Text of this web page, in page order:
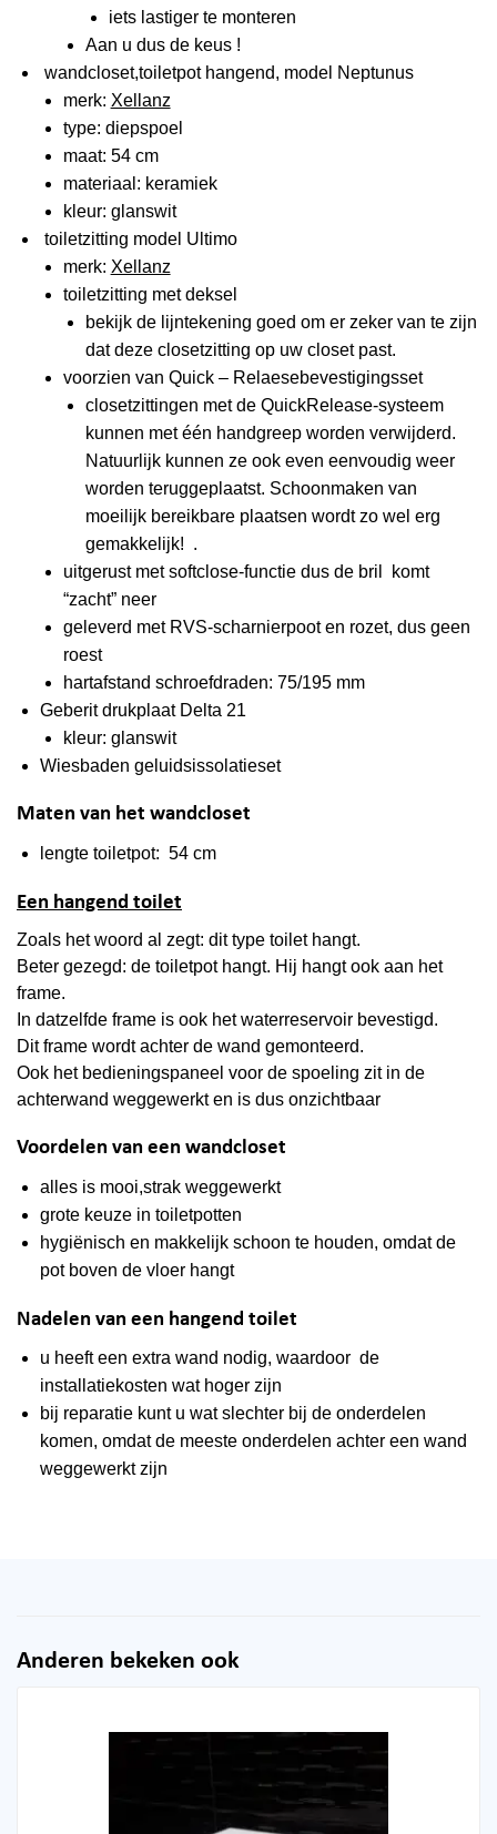
iets lastiger te monteren
Aan u dus de keus !
wandcloset,toiletpot hangend, model Neptunus
merk: Xellanz
type: diepspoel
maat: 54 cm
materiaal: keramiek
kleur: glanswit
toiletzitting model Ultimo
merk: Xellanz
toiletzitting met deksel
bekijk de lijntekening goed om er zeker van te zijn
dat deze closetzitting op uw closet past.
voorzien van Quick – Relaesebevestigingsset
closetzittingen met de QuickRelease-systeem
kunnen met één handgreep worden verwijderd.
Natuurlijk kunnen ze ook even eenvoudig weer
worden teruggeplaatst. Schoonmaken van
moeilijk bereikbare plaatsen wordt zo wel erg
gemakkelijk! .
uitgerust met softclose-functie dus de bril komt
“zacht” neer
geleverd met RVS-scharnierpoot en rozet, dus geen
roest
hartafstand schroefdraden: 75/195 mm
Geberit drukplaat Delta 21
kleur: glanswit
Wiesbaden geluidsissolatieset
Maten van het wandcloset
lengte toiletpot: 54 cm
Een hangend toilet
Zoals het woord al zegt: dit type toilet hangt.
Beter gezegd: de toiletpot hangt. Hij hangt ook aan het
frame.
In datzelfde frame is ook het waterreservoir bevestigd.
Dit frame wordt achter de wand gemonteerd.
Ook het bedieningspaneel voor de spoeling zit in de
achterwand weggewerkt en is dus onzichtbaar
Voordelen van een wandcloset
alles is mooi,strak weggewerkt
grote keuze in toiletpotten
hygiënisch en makkelijk schoon te houden, omdat de
pot boven de vloer hangt
Nadelen van een hangend toilet
u heeft een extra wand nodig, waardoor de
installatiekosten wat hoger zijn
bij reparatie kunt u wat slechter bij de onderdelen
komen, omdat de meeste onderdelen achter een wand
weggewerkt zijn
Anderen bekeken ook